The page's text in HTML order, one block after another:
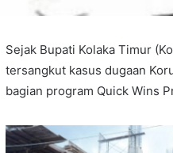
Sejak Bupati Kolaka Timur
tersangkut kasus dugaan
bagian program Quick Wins